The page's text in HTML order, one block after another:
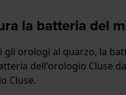
la batteria del
gli orologi al quarzo, la
dell'orologio Cluse
Cluse.